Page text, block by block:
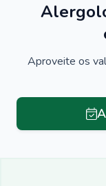
Aproveite os